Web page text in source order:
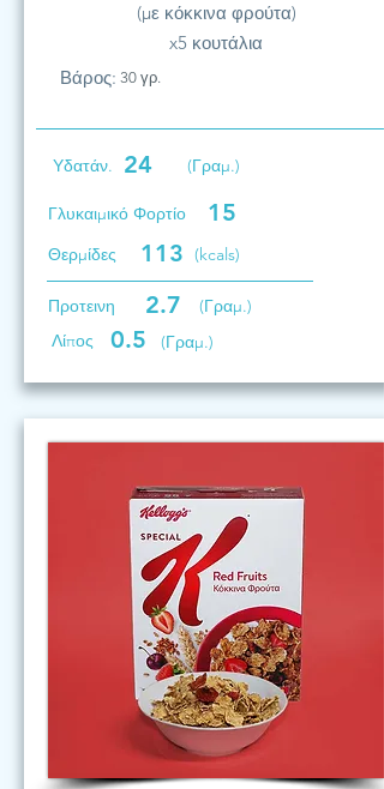
(με κόκκινα φρούτα)
x5 κουτάλια
Βάρος: 30 γρ.
Υδατάν. 24 (Γραμ.)
Γλυκαιμικό Φορτίο 15
Θερμίδες 113 (kcals)
Προτεινη 2.7
(Γραμ.)
Λίπος
0.5 (Γραμ.)